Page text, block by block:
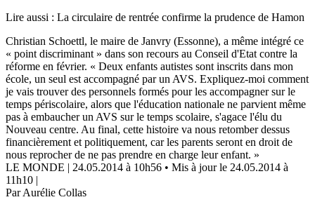
Lire aussi : La circulaire de rentrée confirme la prudence de Hamon
Christian Schoettl, le maire de Janvry (Essonne), a même intégré ce
« point discriminant » dans son recours au Conseil d'Etat contre la
réforme en février. « Deux enfants autistes sont inscrits dans mon
école, un seul est accompagné par un AVS. Expliquez-moi comment
je vais trouver des personnels formés pour les accompagner sur le
temps périscolaire, alors que l'éducation nationale ne parvient même
pas à embaucher un AVS sur le temps scolaire, s'agace l'élu du
Nouveau centre. Au final, cette histoire va nous retomber dessus
financièrement et politiquement, car les parents seront en droit de
nous reprocher de ne pas prendre en charge leur enfant. »
LE MONDE | 24.05.2014 à 10h56 • Mis à jour le 24.05.2014 à
11h10 |
Par Aurélie Collas